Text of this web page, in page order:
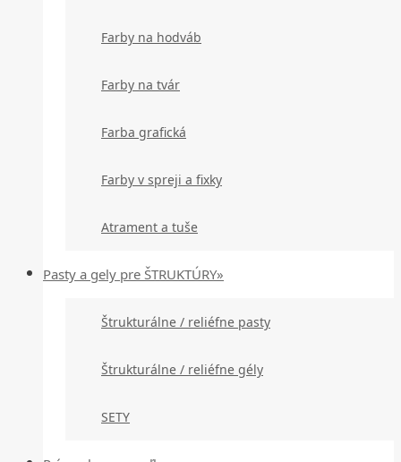
Farby na hodváb
Farby na tvár
Farba grafická
Farby v spreji a fixky
Atrament a tuše
Pasty a gely pre ŠTRUKTÚRY»
Štrukturálne / reliéfne pasty
Štrukturálne / reliéfne gély
SETY